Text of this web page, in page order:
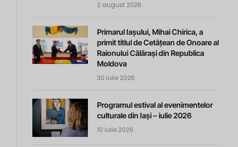
2 august 2026
Primarul Iașului, Mihai Chirica, a
primit titlul de Cetățean de Onoare al
Raionului Călărași din Republica
Moldova
30 iulie 2026
Programul estival al evenimentelor
culturale din Iași – iulie 2026
10 iulie 2026